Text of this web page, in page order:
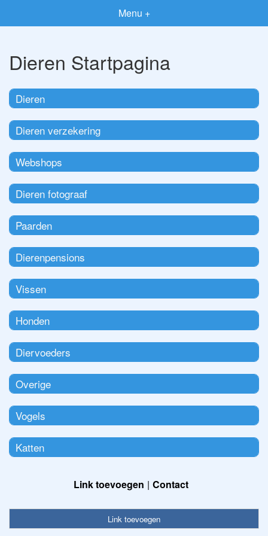
Menu +
Dieren Startpagina
Dieren
Dieren verzekering
Webshops
Dieren fotograaf
Paarden
Dierenpensions
Vissen
Honden
Diervoeders
Overige
Vogels
Katten
Link toevoegen Contact
Link toevoegen